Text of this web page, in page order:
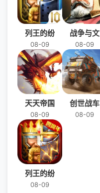
列王的纷
08-09
战争与文
08-09
天天帝国
08-09
创世战车
08-09
列王的纷
08-09